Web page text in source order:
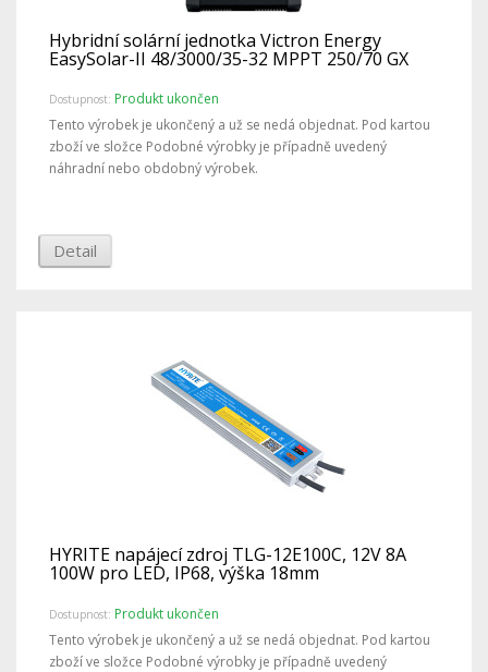
Hybridní solární jednotka Victron Energy
EasySolar-II 48/3000/35-32 MPPT 250/70 GX
Dostupnost: Produkt ukončen
Tento výrobek je ukončený a už se nedá objednat. Pod kartou
zboží ve složce Podobné výrobky je případně uvedený
náhradní nebo obdobný výrobek.
Detail
HYRITE napájecí zdroj TLG-12E100C, 12V 8A
100W pro LED, IP68, výška 18mm
Dostupnost: Produkt ukončen
Tento výrobek je ukončený a už se nedá objednat. Pod kartou
zboží ve složce Podobné výrobky je případně uvedený